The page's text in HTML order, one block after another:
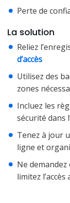
Perte de
La solution
Reliez
d’accès
Utilisez des
zones
Incluez les
sécurité dans
Tenez à jour
ligne et
Ne
limitez